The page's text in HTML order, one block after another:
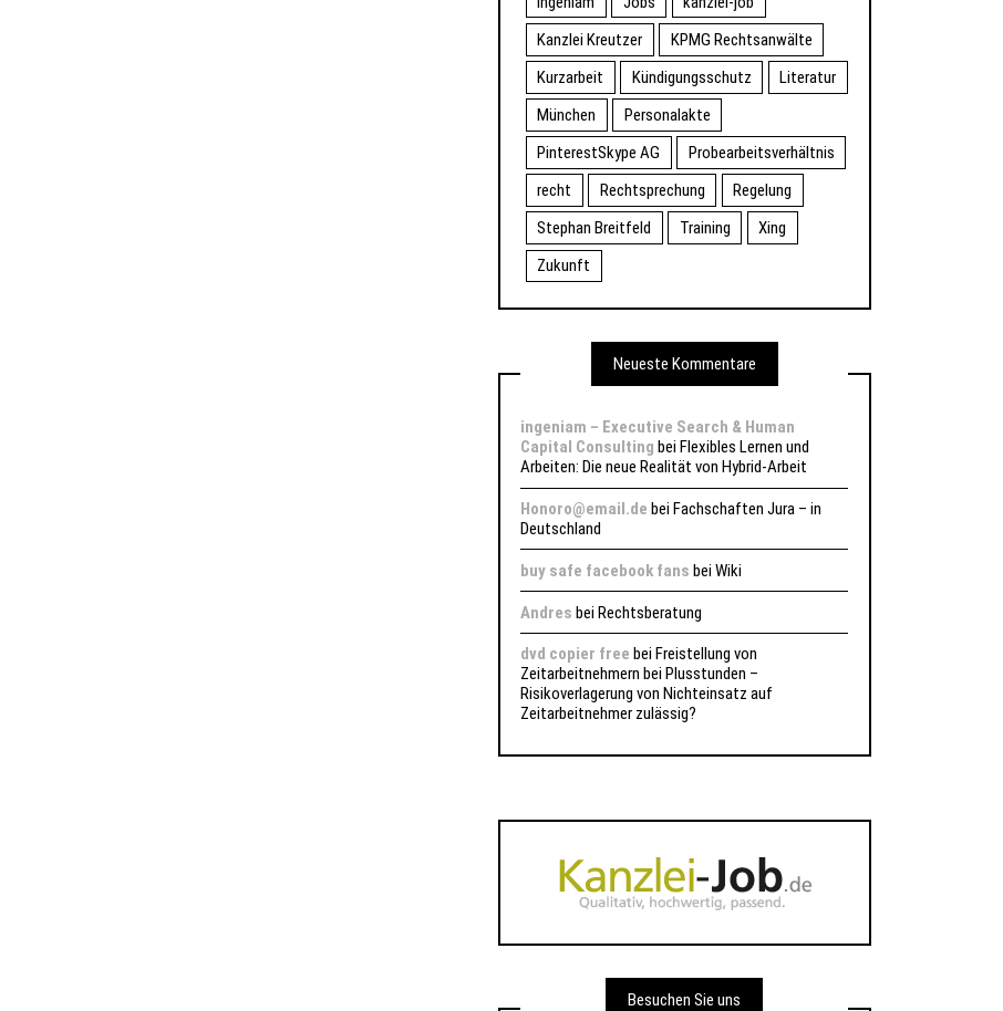
Kanzlei Kreutzer
KPMG Rechtsanwälte
Kurzarbeit
Kündigungsschutz
Literatur
München
Personalakte
PinterestSkype AG
Probearbeitsverhältnis
recht
Rechtsprechung
Regelung
Stephan Breitfeld
Training
Xing
Zukunft
Neueste Kommentare
ingeniam – Executive Search & Human
Capital Consulting bei Flexibles Lernen und
Arbeiten: Die neue Realität von Hybrid-Arbeit
Honoro@email.de beiFachschaften Jura – in
Deutschland
buy safe facebook fans beiWiki
Andres beiRechtsberatung
dvd copier free bei Freistellung von
Zeitarbeitnehmern bei Plusstunden –
Risikoverlagerung von Nichteinsatz auf
Zeitarbeitnehmer zulässig?
Besuchen Sie uns